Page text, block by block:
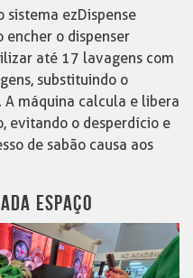
sistema ezDispense
encher o dispenser
até 17 lavagens com
substituindo o
máquina calcula e libera
evitando o desperdício e
de sabão causa aos
ESPAÇO